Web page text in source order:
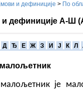
и дефиниције > По
и дефиниције А-Ш
Д Ђ Е Ж З И Ј К Л
малољетник
малољетник је